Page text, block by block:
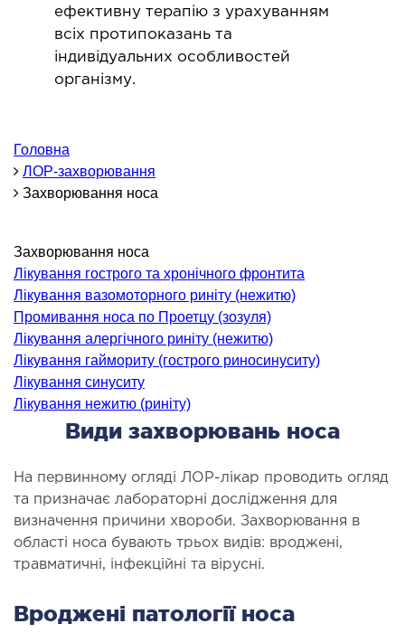
і нутриціологія
терапія
допомога
ЗАХВОРЮВАННЯ
горла і гортані
носа
ефективну терапію з урахуванням
всіх протипоказань та
індивідуальних особливостей
організму.
Головна
ЛОР-захворювання
Захворювання носа
Захворювання носа
Лікування гострого та хронічного фронтита
Лікування вазомоторного риніту (нежитю)
Промивання носа по Проетцу (зозуля)
Лікування алергічного риніту (нежитю)
Лікування гаймориту (гострого риносинуситу)
Лікування синуситу
Лікування нежитю (риніту)
Види захворювань носа
На первинному огляді ЛОР-лікар проводить огляд
та призначає лабораторні дослідження для
визначення причини хвороби. Захворювання в
області носа бувають трьох видів: вроджені,
травматичні, інфекційні та вірусні.
Вроджені патології носа